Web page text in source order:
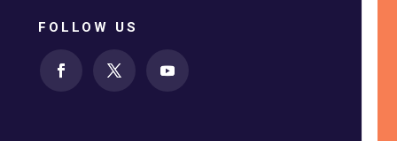
FOLLOW US